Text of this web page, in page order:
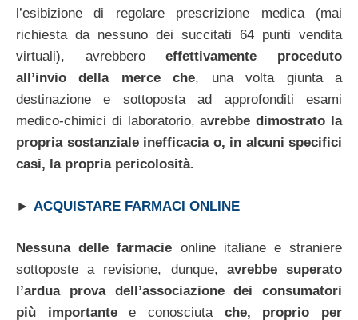
l’esibizione di regolare prescrizione medica (mai
richiesta da nessuno dei succitati 64 punti vendita
virtuali), avrebberoeffettivamente proceduto
all’invio della merce che, una volta giunta a
destinazione e sottoposta ad approfonditi esami
medico-chimici di laboratorio, avrebbe dimostrato la
propria sostanziale inefficacia o, in alcuni specifici
casi, la propria pericolosità.
► ACQUISTARE FARMACI ONLINE
Nessuna delle farmacie online italiane e straniere
sottoposte a revisione, dunque, avrebbe superato
l’ardua prova dell’associazione dei consumatori
più importantee conosciuta che, proprio per